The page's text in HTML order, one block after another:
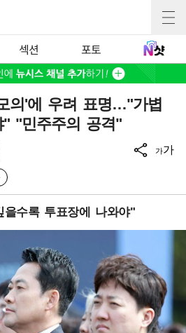
섹션 포토
의'에 우려 표명…"가볍
"민주주의 공격"
가가
수록 투표장에 나와야"